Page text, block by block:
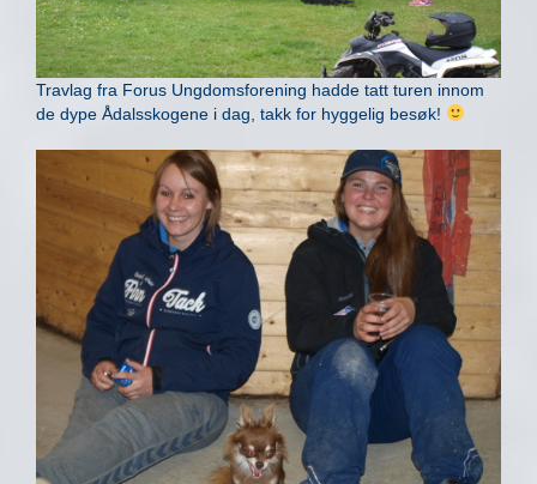
Travlag fra Forus Ungdomsforening hadde tatt turen innom
de dype Ådalsskogene i dag, takk for hyggelig besøk!